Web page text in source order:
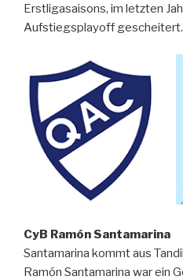
Erstligasaisons, im letzten
Aufstiegsplayoff gescheitert.
CyB Ramón Santamarina
Santamarina kommt aus
Ramón Santamarina war ein